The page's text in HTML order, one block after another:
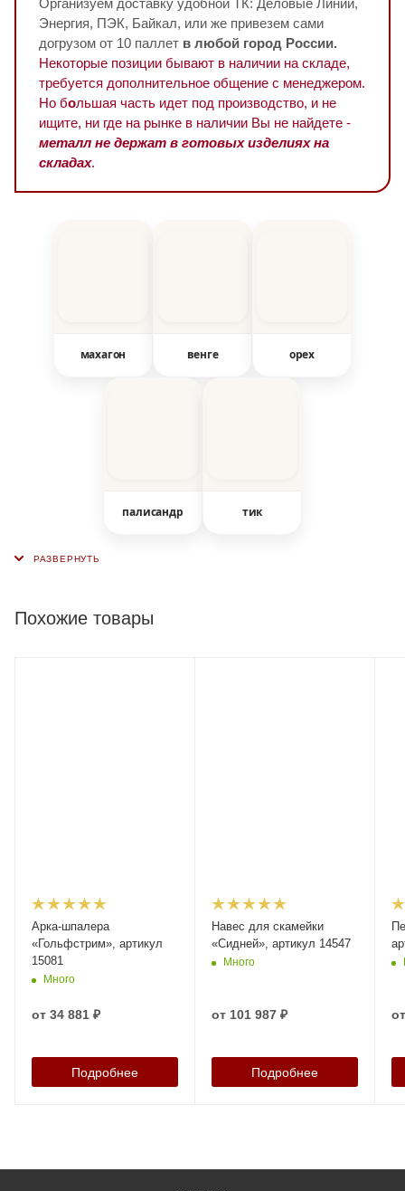
Организуем доставку удобной ТК: Деловые Линии,
Энергия, ПЭК, Байкал, или же привезем сами
догрузом от 10 паллет в любой город России.
Некоторые позиции бывают в наличии на складе,
требуется дополнительное общение с менеджером.
Но большая часть идет под производство, и не
ищите, ни где на рынке в наличии Вы не найдете -
металл не держат в готовых изделиях на
складах.
махагон венге орех
палисандр тик
Похожие товары
Арка-шпалера
«Гольфстрим», артикул
15081
Много
от 34 881 ₽
Подробнее
Навес для скамейки
«Сидней», артикул 14547
Много
от 101 987 ₽
Подробнее